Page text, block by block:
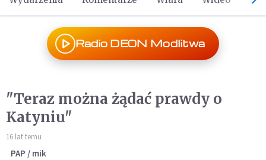
Radio DEON Modlitwa
"Teraz można żądać prawdy o
Katyniu"
16 lat temu
PAP / mik